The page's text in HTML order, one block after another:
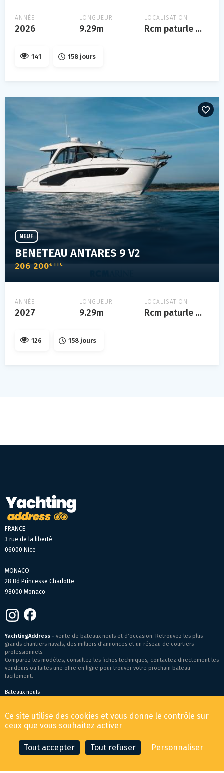
ANNÉE
2026
LONGUEUR
9.29m
LOCALISATION
Rcm paturle mbda
141 158 jours
BENETEAU ANTARES 9 V2
206 200€ TTC
NEUF
ANNÉE
2027
LONGUEUR
9.29m
LOCALISATION
Rcm paturle mbda
126 158 jours
CONTACTER LE COURTIER FAIRE UNE OFFRE
FRANCE
3 rue de la liberté
06000 Nice
MONACO
28 Bd Princesse Charlotte
98000 Monaco
YachtingAddress - vente de bateaux neufs et d’occasion. Retrouvez les plus
grands chantiers navals, des milliers d’annonces et un réseau de courtiers
professionnels.
Comparez les modèles, consultez les fiches techniques, contactez directement les
vendeurs ou faites une offre en ligne pour trouver votre prochain bateau
facilement.
Bateaux neufs
© 2026 YachtingAddress.com
Ce site utilise des cookies et vous donne le contrôle sur
ceux que vous souhaitez activer
Tout accepter Tout refuser Personnaliser